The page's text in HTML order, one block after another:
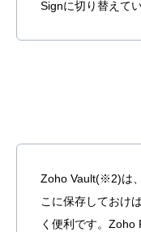
Signに切り替えて
Zoho Vault(※2)は
こに保存しておけ
く便利です。